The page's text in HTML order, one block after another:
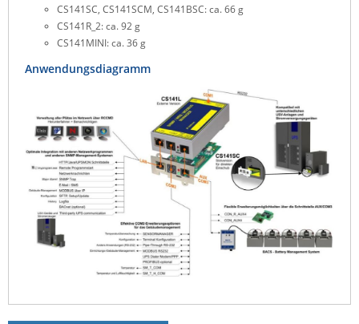
CS141SC, CS141SCM, CS141BSC: ca. 66 g
CS141R_2: ca. 92 g
CS141MINI: ca. 36 g
Anwendungsdiagramm